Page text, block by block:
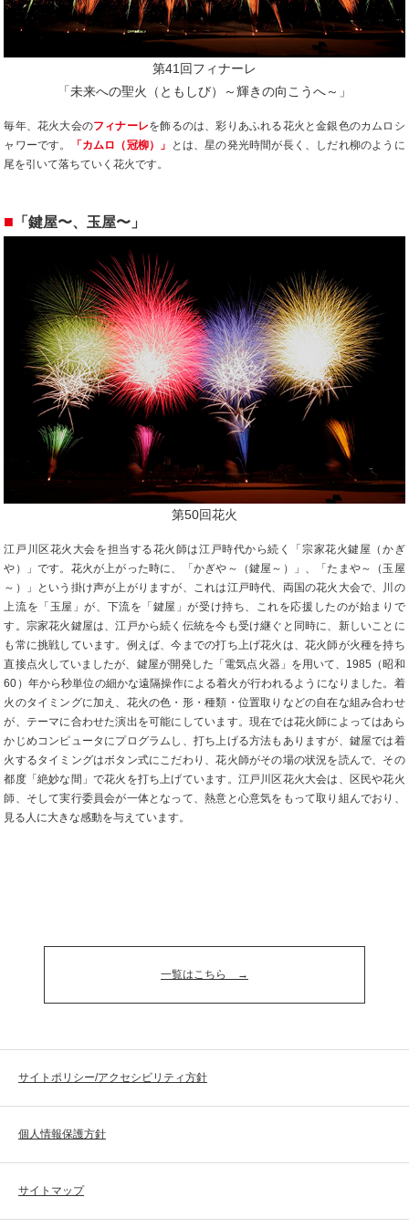
第41回フィナーレ
「未来への聖火（ともしび）～輝きの向こうへ～」
毎年、花火大会のフィナーレを飾るのは、彩りあふれる花火と金銀色のカムロシ
ャワーです。
「カムロ（冠柳）」
とは、星の発光時間が長く、しだれ柳のように
尾を引いて落ちていく花火です。
■ 「鍵屋〜、玉屋〜」
第50回花火
江戸川区花火大会を担当する花火師は江戸時代から続く「宗家花火鍵屋（かぎ
や）」です。花火が上がった時に、「かぎや～（鍵屋～）」、「たまや～（玉屋
～）」という掛け声が上がりますが、これは江戸時代、両国の花火大会で、川の
上流を「玉屋」が、下流を「鍵屋」が受け持ち、これを応援したのが始まりで
す。宗家花火鍵屋は、江戸から続く伝統を今も受け継ぐと同時に、新しいことに
も常に挑戦しています。例えば、今までの打ち上げ花火は、花火師が火種を持ち
直接点火していましたが、鍵屋が開発した「電気点火器」を用いて、1985（昭和
60）年から秒単位の細かな遠隔操作による着火が行われるようになりました。着
火のタイミングに加え、花火の色・形・種類・位置取りなどの自在な組み合わせ
が、テーマに合わせた演出を可能にしています。現在では花火師によってはあら
かじめコンピュータにプログラムし、打ち上げる方法もありますが、鍵屋では着
火するタイミングはボタン式にこだわり、花火師がその場の状況を読んで、その
都度「絶妙な間」で花火を打ち上げています。江戸川区花火大会は、区民や花火
師、そして実行委員会が一体となって、熱意と心意気をもって取り組んでおり、
見る人に大きな感動を与えています。
一覧はこちら
サイトポリシー/アクセシビリティ方針
個人情報保護方針
サイトマップ